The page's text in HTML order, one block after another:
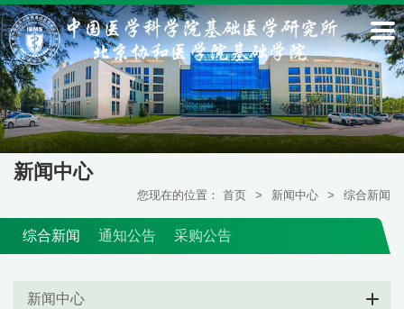
新闻中心
您现在的位置： 首页 > 新闻中心 > 综合新闻
综合新闻 通知公告 采购公告
新闻中心